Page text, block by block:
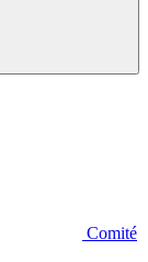
Comité